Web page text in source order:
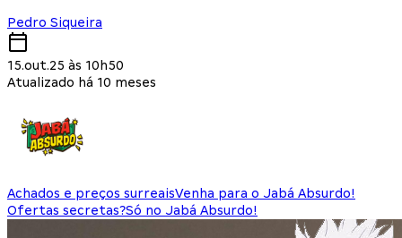
Pedro Siqueira
15.out.25 às 10h50
Atualizado há 10 meses
Achados e preços surreaisVenha para o Jabá Absurdo!
Ofertas secretas?Só no Jabá Absurdo!